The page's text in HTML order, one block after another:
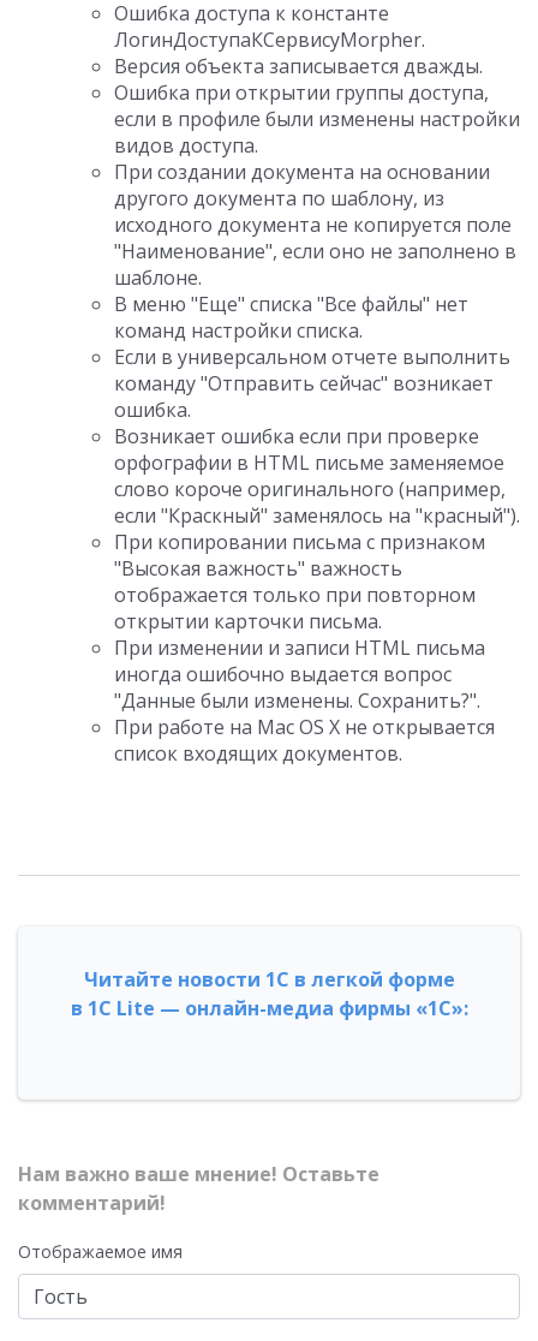
Ошибка доступа к константе
ЛогинДоступаКСервисуMorpher.
Версия объекта записывается дважды.
Ошибка при открытии группы доступа,
если в профиле были изменены настройки
видов доступа.
При создании документа на основании
другого документа по шаблону, из
исходного документа не копируется поле
"Наименование", если оно не заполнено в
шаблоне.
В меню "Еще" списка "Все файлы" нет
команд настройки списка.
Если в универсальном отчете выполнить
команду "Отправить сейчас" возникает
ошибка.
Возникает ошибка если при проверке
орфографии в HTML письме заменяемое
слово короче оригинального (например,
если "Краскный" заменялось на "красный").
При копировании письма с признаком
"Высокая важность" важность
отображается только при повторном
открытии карточки письма.
При изменении и записи HTML письма
иногда ошибочно выдается вопрос
"Данные были изменены. Сохранить?".
При работе на Mac OS X не открывается
список входящих документов.
Читайте новости 1С в легкой форме
в 1С Lite — онлайн-медиа фирмы «1С»:
Нам важно ваше мнение! Оставьте
комментарий!
Отображаемое имя